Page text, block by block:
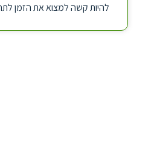
להיות קשה למצוא את הזמן